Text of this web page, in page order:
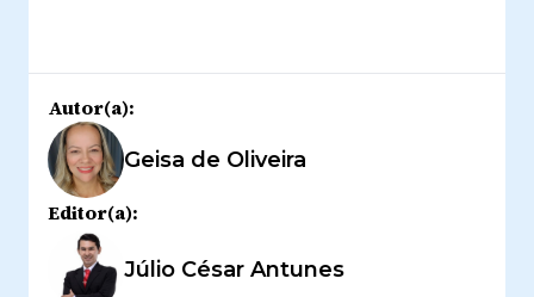
Autor(a):
Geisa de Oliveira
Editor(a):
Júlio César Antunes